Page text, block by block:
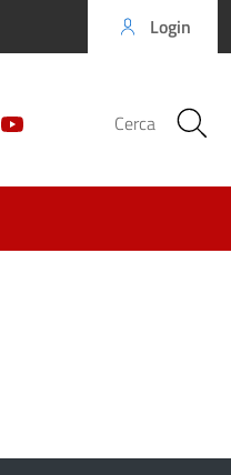
Login
Cerca